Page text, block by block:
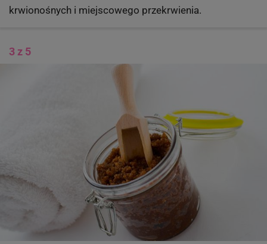
krwionośnych i miejscowego przekrwienia.
3 z 5